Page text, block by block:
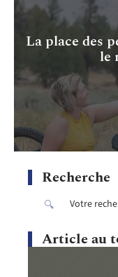
La place des
le
Recherche
Article au